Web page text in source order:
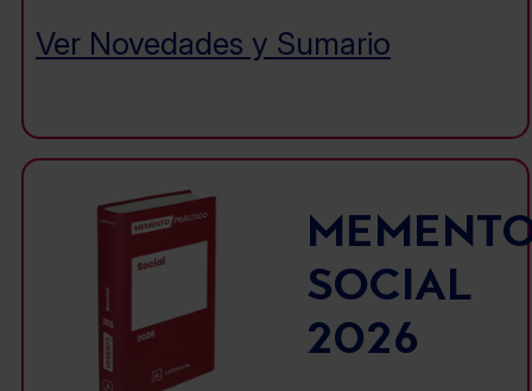
Ver Novedades y Sumario
SOCIAL
2026